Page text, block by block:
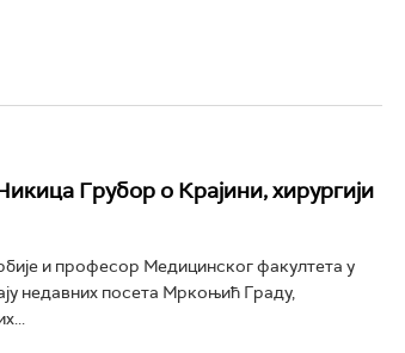
Грубор о Крајини, хирургији
и професор Медицинског факултета у
недавних посета Мркоњић Граду,